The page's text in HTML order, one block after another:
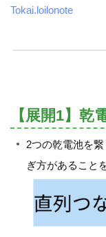
Tokai.loilonote
【展開1】
2つの乾電池を
ぎ方があること